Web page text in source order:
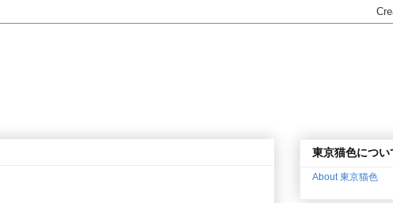
東京猫色につい
About 東京猫色